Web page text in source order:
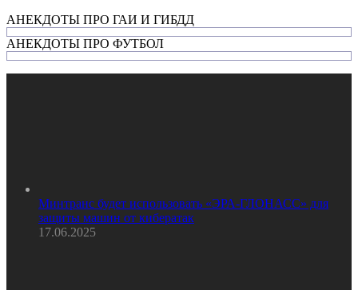
АНЕКДОТЫ ПРО ГАИ И ГИБДД
АНЕКДОТЫ ПРО ФУТБОЛ
Минтранс будет использовать «ЭРА-ГЛОНАСС» для
защиты машин от кибератак
17.06.2025